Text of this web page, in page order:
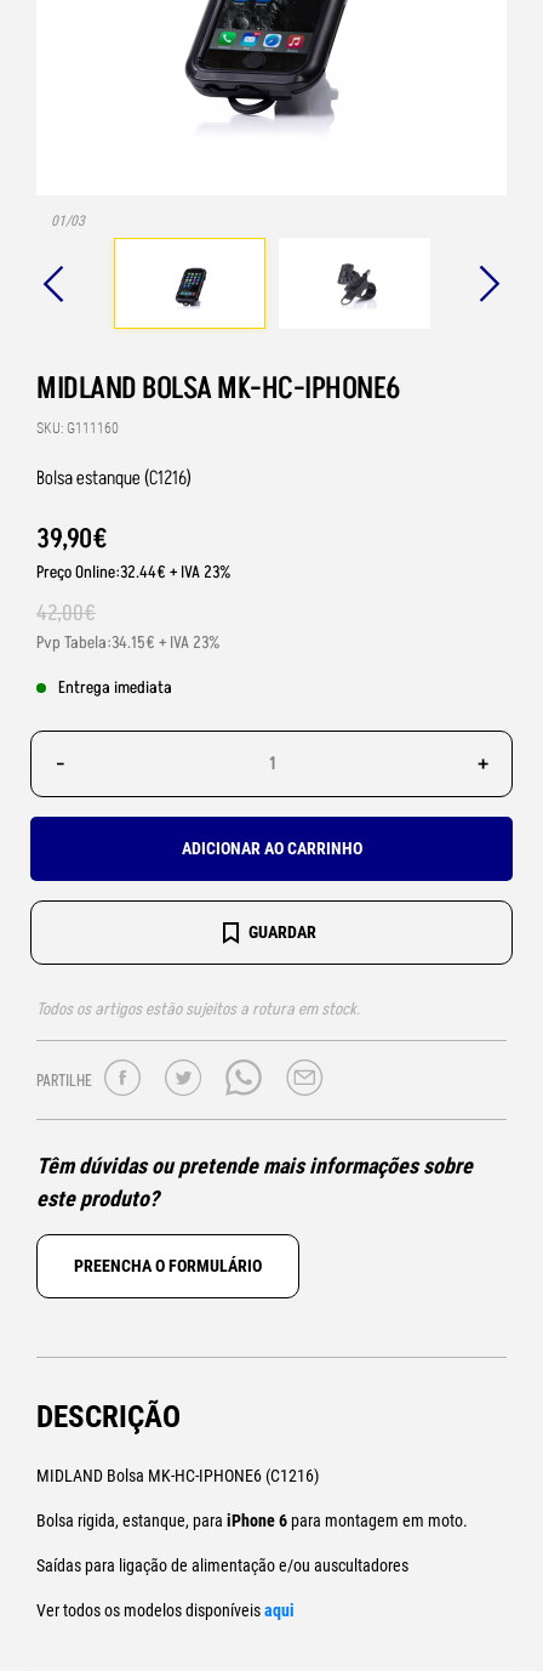
01/03
MIDLAND BOLSA MK-HC-IPHONE6
SKU: G111160
Bolsa estanque (C1216)
39,90€
Preço Online:32.44€ + IVA 23%
42,00€
Pvp Tabela:34.15€ + IVA 23%
Entrega imediata
- +
ADICIONAR AO CARRINHO
GUARDAR
Todos os artigos estão sujeitos a rotura em stock.
PARTILHE
Têm dúvidas ou pretende mais informações sobre
este produto?
PREENCHA O FORMULÁRIO
DESCRIÇÃO
MIDLAND Bolsa MK-HC-IPHONE6 (C1216)
Bolsa rigida, estanque, para iPhone 6 para montagem em moto.
Saídas para ligação de alimentação e/ou auscultadores
Ver todos os modelos disponíveisaqui